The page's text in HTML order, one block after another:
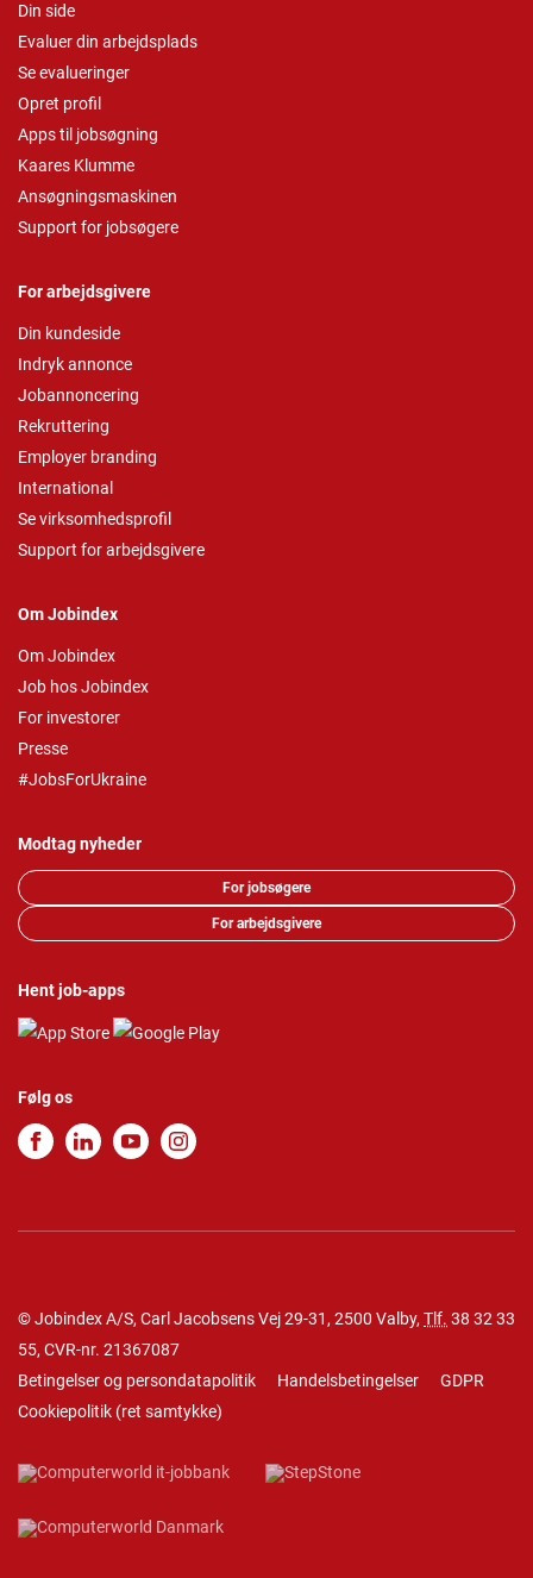
Din side
Evaluer din arbejdsplads
Se evalueringer
Opret profil
Apps til jobsøgning
Kaares Klumme
Ansøgningsmaskinen
Support for jobsøgere
For arbejdsgivere
Din kundeside
Indryk annonce
Jobannoncering
Rekruttering
Employer branding
International
Se virksomhedsprofil
Support for arbejdsgivere
Om Jobindex
Om Jobindex
Job hos Jobindex
For investorer
Presse
#JobsForUkraine
Modtag nyheder
For jobsøgere
For arbejdsgivere
Hent job-apps
Følg os
© Jobindex A/S, Carl Jacobsens Vej 29-31, 2500 Valby, Tlf. 38 32 33
55, CVR-nr. 21367087
Betingelser og persondatapolitik
Handelsbetingelser
GDPR
Cookiepolitik (ret samtykke)